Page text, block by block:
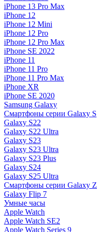
iPhone 13 Pro Max
iPhone 12
iPhone 12 Mini
iPhone 12 Pro
iPhone 12 Pro Max
iPhone SE 2022
iPhone 11
iPhone 11 Pro
iPhone 11 Pro Max
iPhone XR
iPhone SE 2020
Samsung Galaxy
Смартфоны серии Galaxy S
Galaxy S22
Galaxy S22 Ultra
Galaxy S23
Galaxy S23 Ultra
Galaxy S23 Plus
Galaxy S24
Galaxy S25 Ultra
Смартфоны серии Galaxy Z
Galaxy Flip 7
Умные часы
Apple Watch
Apple Watch SE2
Apple Watch Series 9